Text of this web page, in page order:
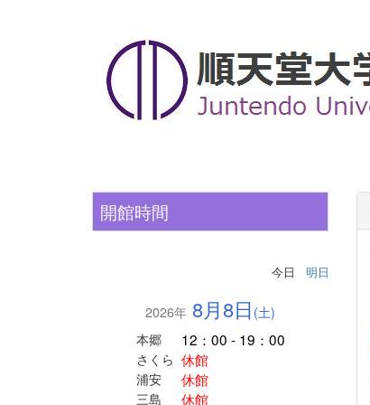
開館時間
今日 明日
2026年 8月8日 (土)
本郷
12：00 - 19：00
さくら 休館
浦安 休館
三島 休館